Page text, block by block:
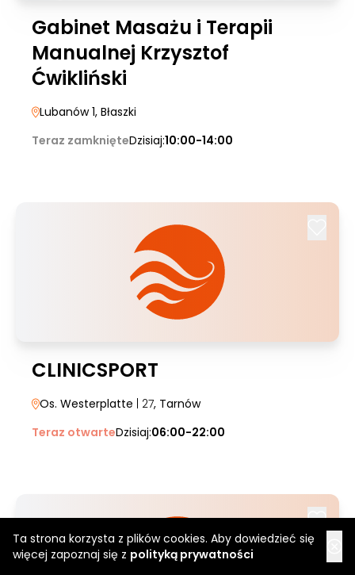
Ta strona korzysta z plików cookies. Aby dowiedzieć się
więcej zapoznaj się z polityką prywatności
Gabinet Masażu i Terapii
Manualnej Krzysztof
Ćwikliński
Lubanów 1, Błaszki
Teraz zamknięteDzisiaj:10:00-14:00
CLINICSPORT
Os. Westerplatte | 27, Tarnów
Teraz otwarteDzisiaj:06:00-22:00